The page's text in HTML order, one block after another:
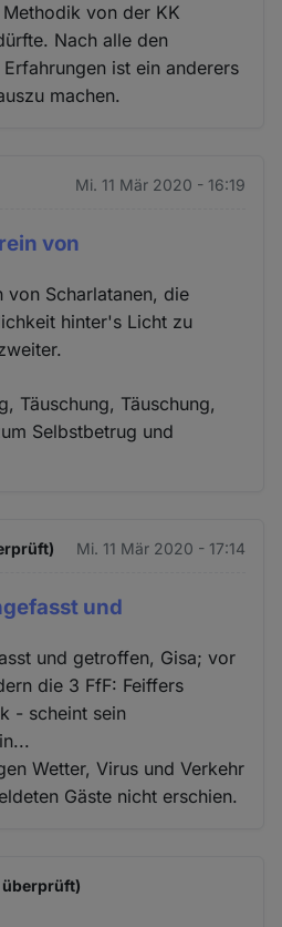
von der KK
Nach alle den
ist ein anderers
machen.
Mi. 11 Mär 2020 - 16:19
von
von Scharlatanen, die
hinter's Licht zu
Täuschung, Täuschung,
Selbstbetrug und
Mi. 11 Mär 2020 - 17:14
und
und getroffen, Gisa; vor
die 3 FfF: Feiffers
- scheint sein
Wetter, Virus und Verkehr
Gäste nicht erschien.
überprüft)